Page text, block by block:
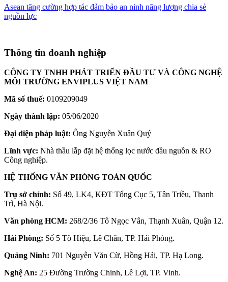
Asean tăng cường hợp tác đảm bảo an ninh năng lượng chia sẻ
nguồn lực
Thông tin doanh nghiệp
CÔNG TY TNHH PHÁT TRIỂN ĐẦU TƯ VÀ CÔNG NGHỆ
MÔI TRƯỜNG ENVIPLUS VIỆT NAM
Mã số thuế: 0109209049
Ngày thành lập: 05/06/2020
Đại diện pháp luật: Ông Nguyễn Xuân Quý
Lĩnh vực: Nhà thầu lắp đặt hệ thống lọc nước đầu nguồn & RO
Công nghiệp.
HỆ THỐNG VĂN PHÒNG TOÀN QUỐC
Trụ sở chính: Số 49, LK4, KĐT Tổng Cục 5, Tân Triều, Thanh
Trì, Hà Nội.
Văn phòng HCM: 268/2/36 Tô Ngọc Vân, Thạnh Xuân, Quận 12.
Hải Phòng: Số 5 Tô Hiệu, Lê Chân, TP. Hải Phòng.
Quảng Ninh: 701 Nguyễn Văn Cừ, Hồng Hải, TP. Hạ Long.
Nghệ An: 25 Đường Trường Chinh, Lê Lợi, TP. Vinh.